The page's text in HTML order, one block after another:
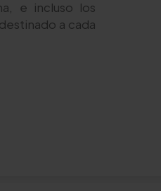
e incluso los
a cada